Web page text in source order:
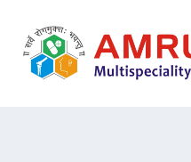
content